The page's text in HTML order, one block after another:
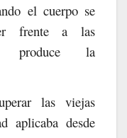
el cuerpo se
frente a las
produce la
las viejas
aplicaba desde